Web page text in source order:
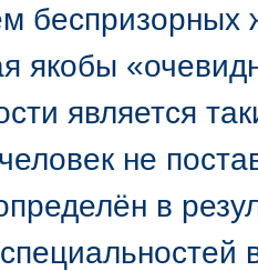
беспризорных
якобы
является
не
в